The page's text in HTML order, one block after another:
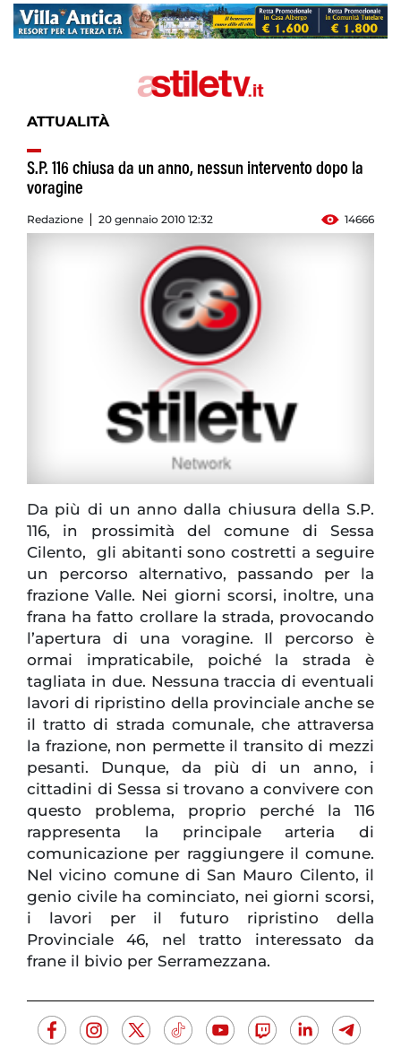
ATTUALITÀ
S.P. 116 chiusa da un anno, nessun intervento dopo la
voragine
Redazione 20 gennaio 2010 12:32 14666
Da più di un anno dalla chiusura della S.P.
116, in prossimità del comune di Sessa
Cilento, gli abitanti sono costretti a seguire
un percorso alternativo, passando per la
frazione Valle. Nei giorni scorsi, inoltre, una
frana ha fatto crollare la strada, provocando
l’apertura di una voragine. Il percorso è
ormai impraticabile, poiché la strada è
tagliata in due. Nessuna traccia di eventuali
lavori di ripristino della provinciale anche se
il tratto di strada comunale, che attraversa
la frazione, non permette il transito di mezzi
pesanti. Dunque, da più di un anno, i
cittadini di Sessa si trovano a convivere con
questo problema, proprio perché la 116
rappresenta la principale arteria di
comunicazione per raggiungere il comune.
Nel vicino comune di San Mauro Cilento, il
genio civile ha cominciato, nei giorni scorsi,
i lavori per il futuro ripristino della
Provinciale 46, nel tratto interessato da
frane il bivio per Serramezzana.